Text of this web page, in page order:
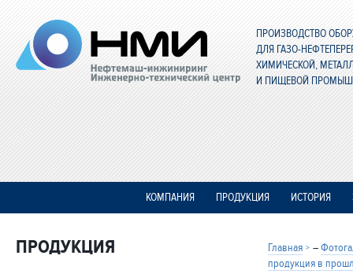
ПРОИЗВОДСТВО
ДЛЯ ГАЗО-
ХИМИЧЕСКОЙ,
И ПИЩЕВОЙ
КОМПАНИЯ ПРОДУКЦИЯ ИСТОРИЯ
Главная –
продукция в
ПРОДУКЦИЯ